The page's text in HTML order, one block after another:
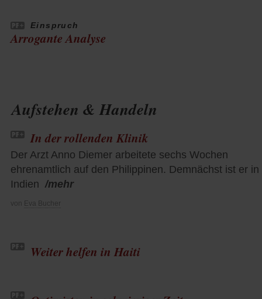
Einspruch
Arrogante Analyse
Aufstehen & Handeln
In der rollenden Klinik
Der Arzt Anno Diemer arbeitete sechs Wochen
ehrenamtlich auf den Philippinen. Demnächst ist er in
Indien /mehr
von Eva Bucher
Weiter helfen in Haiti